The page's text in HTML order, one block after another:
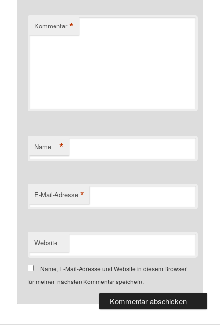
Kommentar *
Name *
E-Mail-Adresse *
Website
Name, E-Mail-Adresse und Website in diesem Browser
für meinen nächsten Kommentar speichern.